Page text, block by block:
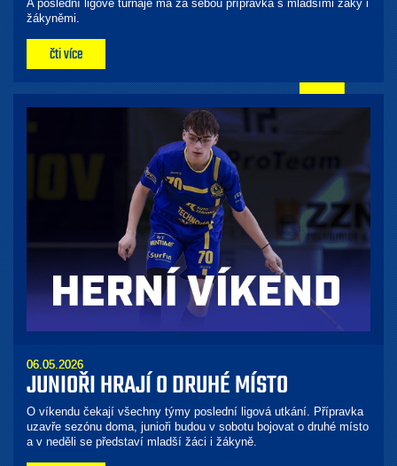
A poslední ligové turnaje má za sebou přípravka s mladšími žáky i
žákyněmi.
čti více
06.05.2026
JUNIOŘI HRAJÍ O DRUHÉ MÍSTO
O víkendu čekají všechny týmy poslední ligová utkání. Přípravka
uzavře sezónu doma, junioři budou v sobotu bojovat o druhé místo
a v neděli se představí mladší žáci i žákyně.